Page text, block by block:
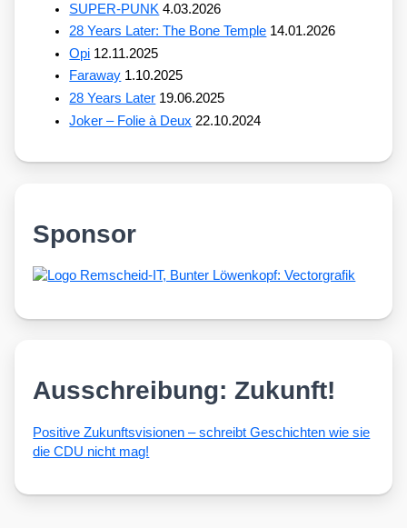
SUPER-PUNK 4.03.2026
28 Years Later: The Bone Temple 14.01.2026
Opi 12.11.2025
Faraway 1.10.2025
28 Years Later 19.06.2025
Joker – Folie à Deux 22.10.2024
Sponsor
Ausschreibung: Zukunft!
Posi­ti­ve Zukunfts­vi­sio­nen – schreibt Geschich­ten wie sie
die CDU nicht mag!